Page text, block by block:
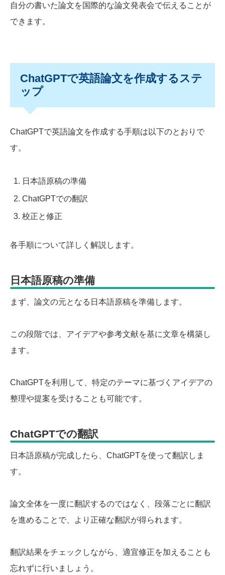
自分の書いた論文を国際的な論文発表会で伝えることが
できます。
ChatGPTで英語論文を作成するステ
ップ
ChatGPTで英語論文を作成する手順は以下のとおりで
す。
日本語原稿の準備
ChatGPTでの翻訳
校正と修正
各手順について詳しく解説します。
日本語原稿の準備
まず、論文の元となる日本語原稿を準備します。
この段階では、アイデアや参考文献を基に文章を構築し
ます。
ChatGPTを利用して、特定のテーマに基づくアイデアの
整理や提案を受けることも可能です。
ChatGPTでの翻訳
日本語原稿が完成したら、ChatGPTを使って翻訳しま
す。
論文全体を一度に翻訳するのではなく、段落ごとに翻訳
を進めることで、より正確な翻訳が得られます。
翻訳結果をチェックしながら、適宜修正を加えることも
忘れずに行いましょう。